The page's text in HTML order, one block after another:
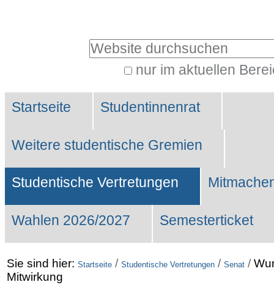
Website durchsuchen
nur im aktuellen
Suche…
Sektionen
Startseite Studentinnenrat
Weitere studentische Gremien
Studentische Vertretungen
Wahlen 2026/2027 Semesterticket
Sie sind hier: Startseite / Studentische Vertretungen / Senat /
Mitwirkung